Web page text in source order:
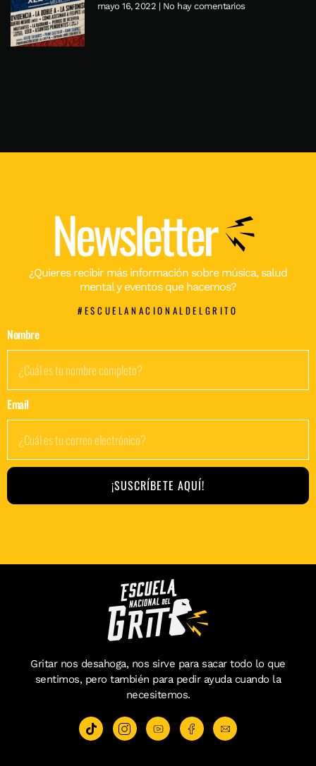
mayo 16, 2022 No hay comentarios
Newsletter
¿Quieres recibir más información sobre música, salud
mental y eventos que hacemos?
#ESCUELANACIONALDELGRITO
Nombre
Email
¡SUSCRÍBETE AQUÍ!
Gritar nos desahoga, nos sirve para sacar todo lo que
sentimos, pero también para pedir ayuda cuando la
necesitemos.